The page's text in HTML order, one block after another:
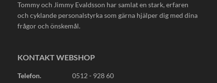
Tommy och Jimmy Evaldsson har samlat en stark, erfaren
och cyklande personalstyrka som gärna hjälper dig med dina
frågor och önskemål.
KONTAKT WEBSHOP
Telefon. 0512 - 928 60